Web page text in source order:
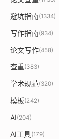
避坑指南(1334)
写作指南(934)
论文写作(458)
查重(383)
学术规范(320)
模板(242)
AI(204)
AI工具(179)